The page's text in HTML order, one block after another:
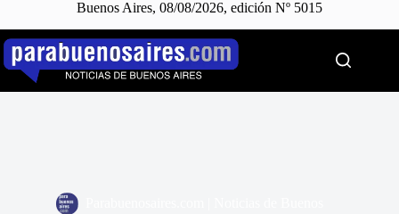
Buenos Aires, 08/08/2026, edición Nº 5015
Saltar
contenido